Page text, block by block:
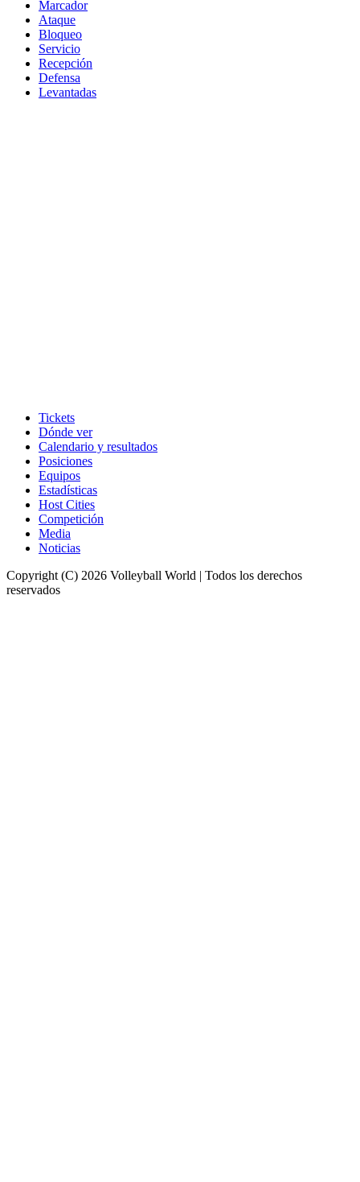
Marcador
Ataque
Bloqueo
Servicio
Recepción
Defensa
Levantadas
Tickets
Dónde ver
Calendario y resultados
Posiciones
Equipos
Estadísticas
Host Cities
Competición
Media
Noticias
Copyright (C) 2026 Volleyball World | Todos los derechos
reservados